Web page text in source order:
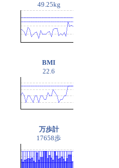
49.25kg
BMI
22.6
万歩計
17658歩